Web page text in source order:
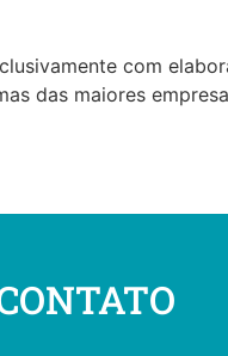
com
das maiores